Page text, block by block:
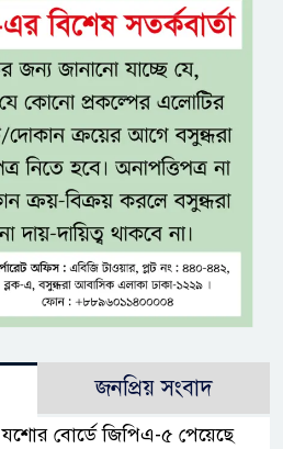
জনপ্রিয় সংবাদ
যশোর বোর্ডে জিপিএ-৫ পেয়েছে